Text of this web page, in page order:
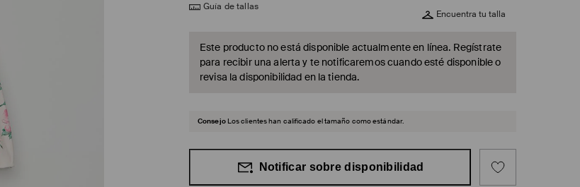
Guía de tallas
Encuentra tu talla
Este producto no está disponible actualmente en línea. Regístrate
para recibir una alerta y te notificaremos cuando esté disponible o
revisa la disponibilidad en la tienda.
Consejo Los clientes han calificado el tamaño como estándar.
Notificar sobre disponibilidad